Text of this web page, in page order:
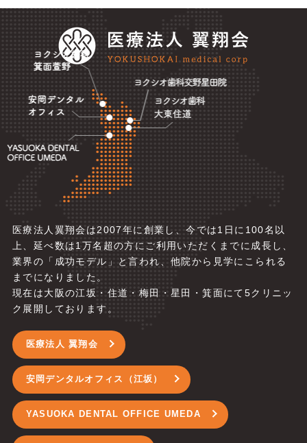
医療法人翼翔会は2007年に創業し、今では1日に100名以
上、延べ数は1万名超の方にご利用いただくまでに成長し、
業界の「成功モデル」と言われ、他院から見学にこられる
までになりました。
現在は大阪の江坂・住道・梅田・星田・箕面にて5クリニッ
ク展開しております。
医療法人 翼翔会
安岡デンタルオフィス（江坂）
YASUOKA DENTAL OFFICE UMEDA